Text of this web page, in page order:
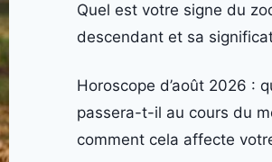
Quel est votre signe du
descendant et sa
Horoscope d’août 2026 :
passera-t-il au cours du
comment cela affecte